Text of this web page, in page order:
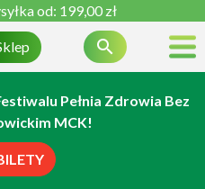
od: 199,00 zł

Pełnia Zdrowia Bez
MCK!